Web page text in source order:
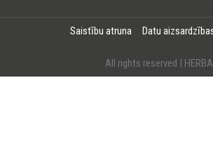
Saistību atruna Datu
All rights reserved |